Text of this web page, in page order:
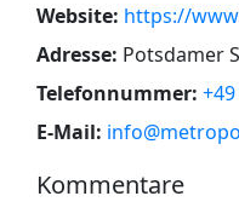
Website: https://
Adresse: Potsdamer
Telefonnummer:
E-Mail:
Kommentare